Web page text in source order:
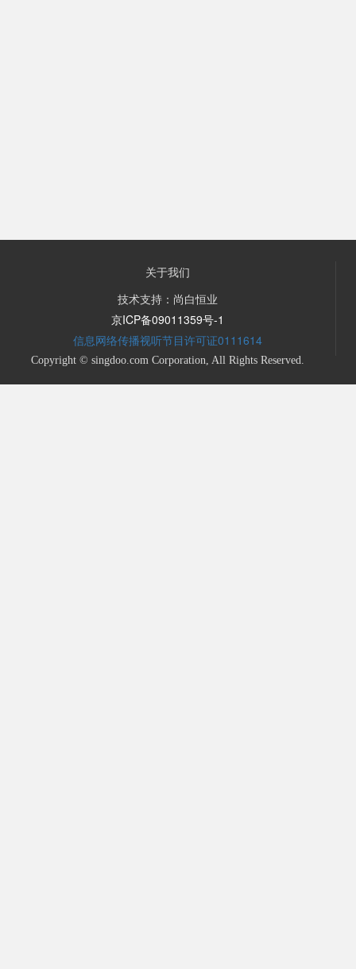
关于我们
技术支持：尚白恒业
京ICP备09011359号-1
信息网络传播视听节目许可证0111614
Copyright © singdoo.com Corporation, All Rights Reserved.